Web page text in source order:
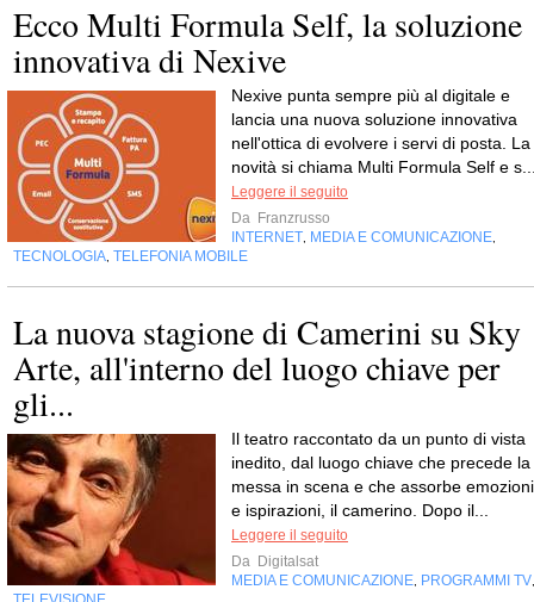
Ecco Multi Formula Self, la soluzione
innovativa di Nexive
Nexive punta sempre più al digitale e
lancia una nuova soluzione innovativa
nell'ottica di evolvere i servi di posta. La
novità si chiama Multi Formula Self e
Leggere il seguito
Da Franzrusso
INTERNET MEDIA E COMUNICAZIONE
TECNOLOGIA TELEFONIA MOBILE
La nuova stagione di Camerini su Sky
Arte, all'interno del luogo chiave per
gli...
Il teatro raccontato da un punto di vista
inedito, dal luogo chiave che precede la
messa in scena e che assorbe emozioni
e ispirazioni, il camerino. Dopo il...
Leggere il seguito
Da Digitalsat
MEDIA E COMUNICAZIONE PROGRAMMI TV